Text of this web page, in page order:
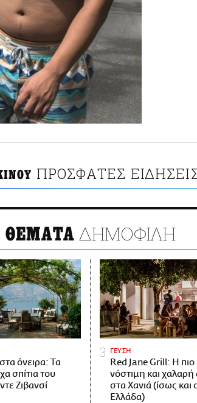
ΠΡΟΣΦΑΤΕΣ
ΘΕΜΑΤΑ ΔΗΜΟΦΙΛΗ
όνειρα: Τα
σπίτια του
Ζιβανσί
ΓΕΥΣΗ
Red Jane Grill: Η πιο
νόστιμη και χαλαρή
στα Χανιά (ίσως και
Ελλάδα)